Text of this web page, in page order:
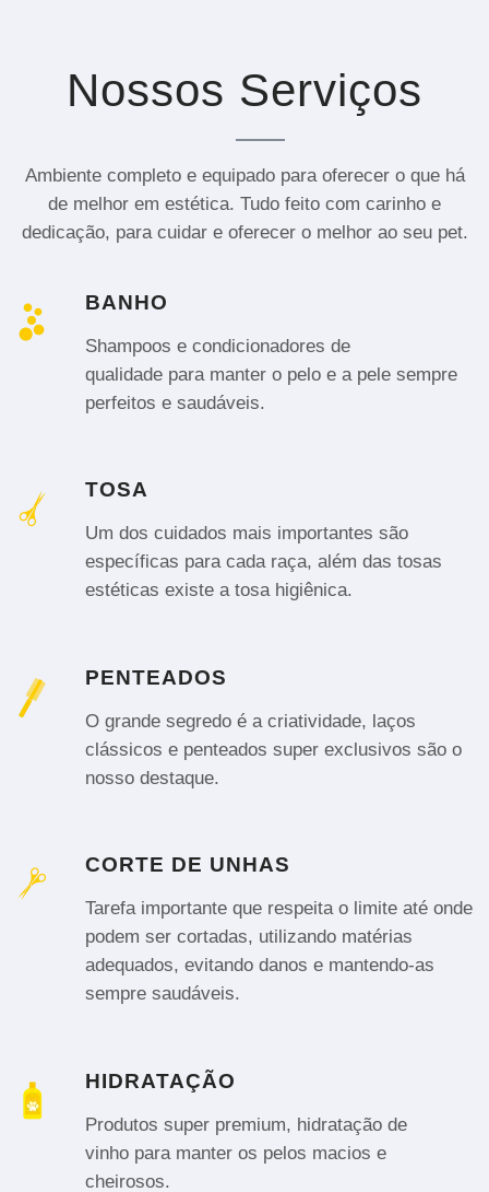
Nossos Serviços
Ambiente completo e equipado para oferecer o que há
de melhor em estética. Tudo feito com carinho e
dedicação, para cuidar e oferecer o melhor ao seu pet.
BANHO
Shampoos e condicionadores de
qualidade para manter o pelo e a pele sempre
perfeitos e saudáveis.
TOSA
Um dos cuidados mais importantes são
específicas para cada raça, além das tosas
estéticas existe a tosa higiênica.
PENTEADOS
O grande segredo é a criatividade, laços
clássicos e penteados super exclusivos são o
nosso destaque.
CORTE DE UNHAS
Tarefa importante que respeita o limite até onde
podem ser cortadas, utilizando matérias
adequados, evitando danos e mantendo-as
sempre saudáveis.
HIDRATAÇÃO
Produtos super premium, hidratação de
vinho para manter os pelos macios e
cheirosos.